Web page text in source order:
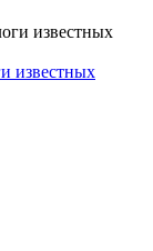
известных